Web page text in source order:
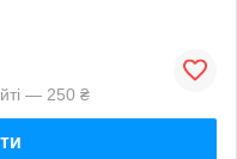
— 250 ₴